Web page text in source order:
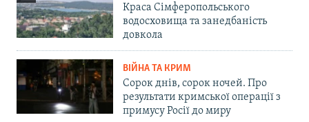
Краса Сімферопольського
водосховища та занедбаність
довкола
ВІЙНА ТА КРИМ
Сорок днів, сорок ночей. Про
результати кримської операції з
примусу Росії до миру